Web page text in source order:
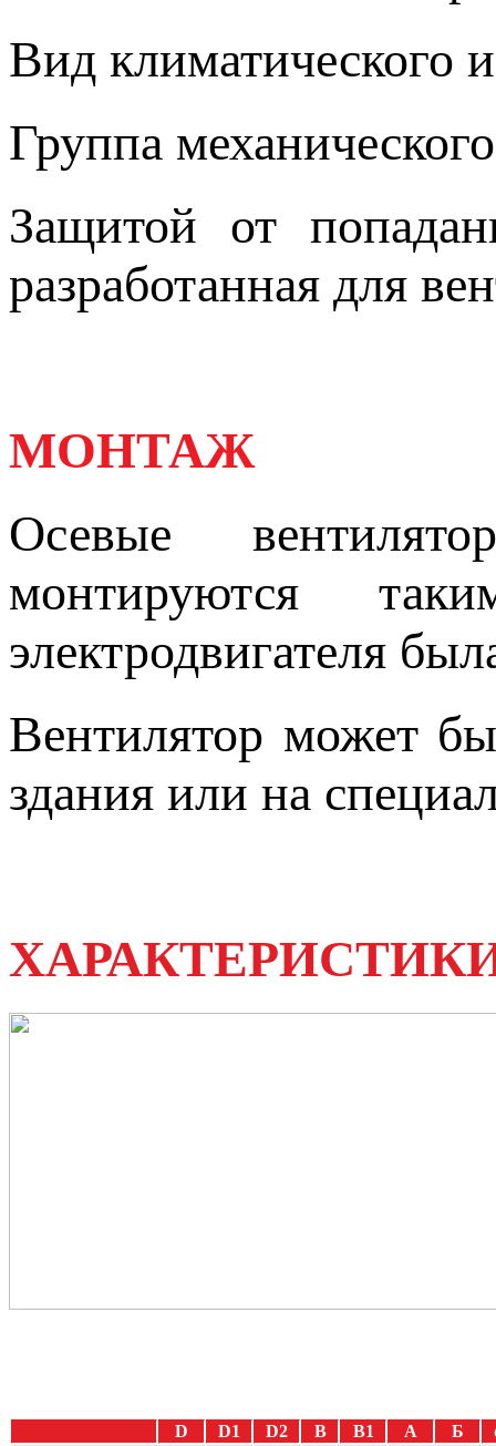
Вид климатического
Группа
Защитой от
разработанная для
МОНТАЖ
Осевые
монтируются
электродвигателя
Вентилятор может
здания или на
D D1 D2 В В1 А Б